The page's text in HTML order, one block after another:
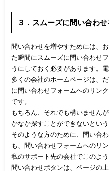
３．スムーズに問い合わ
問い合わせを増やすためには、
た瞬間にスムーズに問い合わせ
うにしておく必要があります。
多くの会社のホームページは、
に問い合わせフォームへのリン
です。
もちろん、それでも構いません
かなか探すことができないとい
そのような方のために、問い合
も、問い合わせフォームへのリ
私のサポート先の会社でこのよ
問い合わせボタンは、ページの